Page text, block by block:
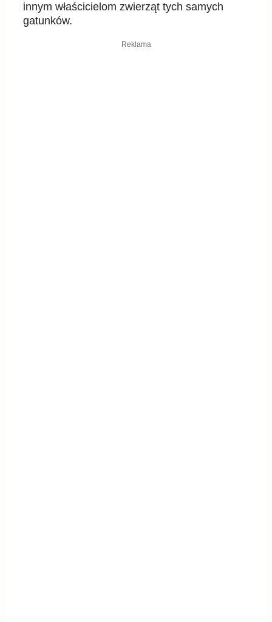
innym właścicielom zwierząt tych samych
gatunków.
Reklama